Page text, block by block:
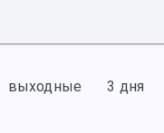
выходные 3 дня